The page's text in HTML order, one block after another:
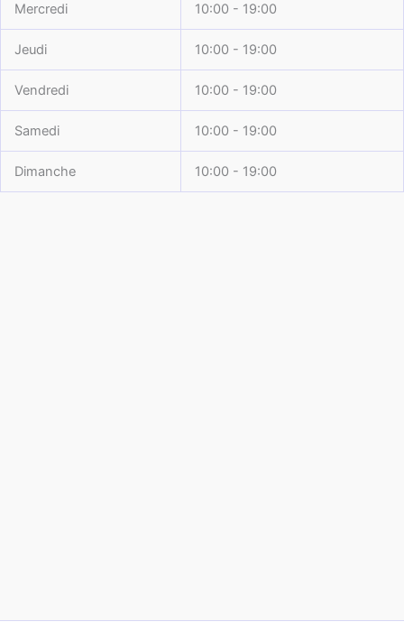
Mercredi 10:00 - 19:00
Jeudi 10:00 - 19:00
Vendredi 10:00 - 19:00
Samedi 10:00 - 19:00
Dimanche 10:00 - 19:00